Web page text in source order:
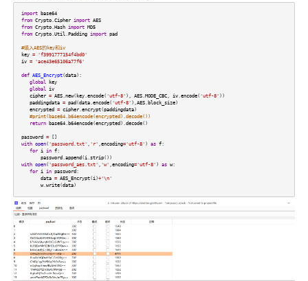
import base64
from Crypto.Cipher import AES
from Crypto.Hash import MD5
from Crypto.Util.Padding import pad
#填入AES的key和iv
key = 'f3991777154f4bd0'
iv = 'ace43e65106a77f6'
def AES_Encrypt(data):
global key
global iv
cipher = AES.new( key.encode( 'utf-8' ), AES.MODE_CBC, iv.encode( 'utf-8' ))
paddingdata = pad (data.encode( 'utf-8' ),AES. block_size)
encrypted = cipher.encrypt(paddingdata)
#print(base64.b64encode(encrypted).decode())
return base64. b64encode(encrypted ).decode()
password =[]
with open( 'password.txt' , 'r' ,encoding='utf-8' ) as f:
for i in f:
password .append (i.strip())
with open( 'password_aes.txt' , 'w' ,encoding='utf-8' ) as w:
for i in password :
data = AES_Encrypt(i)+'\n'
w.write(data)